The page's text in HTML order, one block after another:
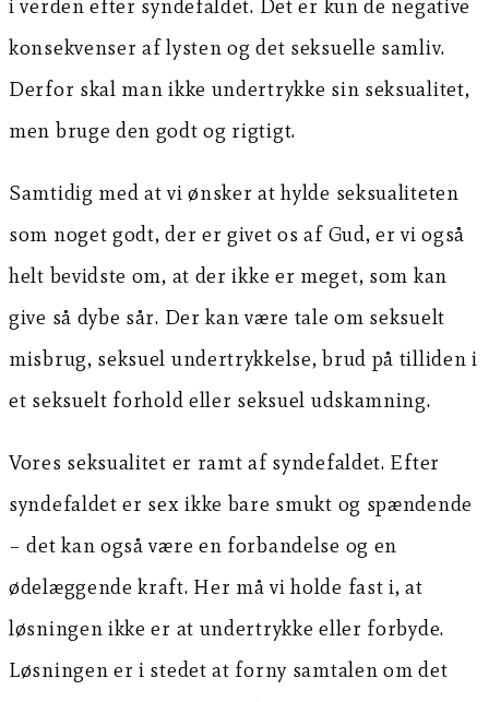
i verden efter syndefaldet. Det er kun de negative
konsekvenser af lysten og det seksuelle samliv.
Derfor skal man ikke undertrykke sin seksualitet,
men bruge den godt og rigtigt.
Samtidig med at vi ønsker at hylde seksualiteten
som noget godt, der er givet os af Gud, er vi også
helt bevidste om, at der ikke er meget, som kan
give så dybe sår. Der kan være tale om seksuelt
misbrug, seksuel undertrykkelse, brud på tilliden i
et seksuelt forhold eller seksuel udskamning.
Vores seksualitet er ramt af syndefaldet. Efter
syndefaldet er sex ikke bare smukt og spændende
– det kan også være en forbandelse og en
ødelæggende kraft. Her må vi holde fast i, at
løsningen ikke er at undertrykke eller forbyde.
Løsningen er i stedet at forny samtalen om det